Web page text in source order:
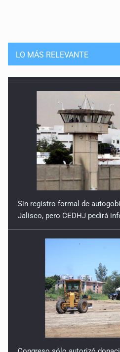
LO MÁS RELEVANTE
Sin registro formal de
Jalisco, pero CEDHJ pedirá
Congreso sólo autorizó